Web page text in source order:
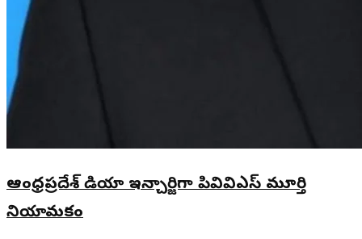
ఆంధ్రప్రదేశ్ మీడియా ఇన్చార్జిగా పివివిఎస్ మూర్తి
నియామకం